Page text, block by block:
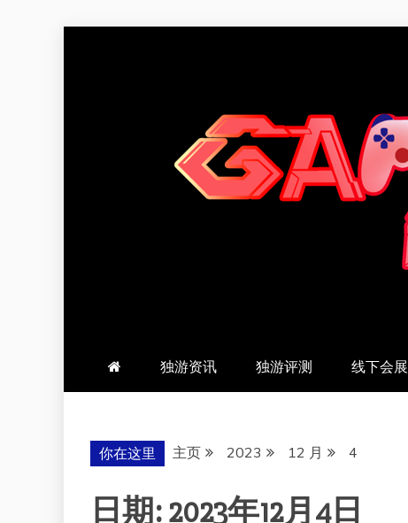
羽风手帐姬
独游资讯 独游评测 线下会展
你在这里 主页 2023 12 月 4
日期:2023年12月4日